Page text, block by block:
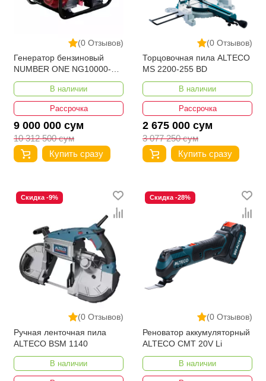
(0 Отзывов)
Генератор бензиновый
NUMBER ONE NG10000-
SO-PRO
В наличии
Рассрочка
9 000 000 сум
10 312 500 сум
Купить сразу
(0 Отзывов)
Торцовочная пила ALTECO
MS 2200-255 BD
В наличии
Рассрочка
2 675 000 сум
3 077 250 сум
Купить сразу
(0 Отзывов)
Скидка -9%
Ручная ленточная пила
ALTECO BSM 1140
В наличии
(0 Отзывов)
Скидка -28%
Реноватор аккумуляторный
ALTECO CMT 20V Li
В наличии